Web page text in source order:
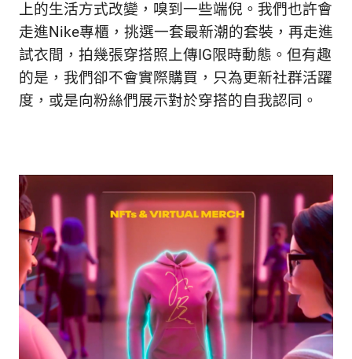
上的生活方式改變，嗅到一些端倪。我們也許會
走進Nike專櫃，挑選一套最新潮的套裝，再走進
試衣間，拍幾張穿搭照上傳IG限時動態。但有趣
的是，我們卻不會實際購買，只為更新社群活躍
度，或是向粉絲們展示對於穿搭的自我認同。